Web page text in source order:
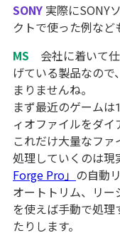
SONY 実際にSONY
クトで使った例など
MS 会社に着いて
げている製品なの
まりませんね。
まず最近のゲーム
ィオファイルをダイ
これだけ大量なファ
処理していくのは現
Forge Pro」 の自動
オートトリム、リ
を使えば手動で処
たりします。